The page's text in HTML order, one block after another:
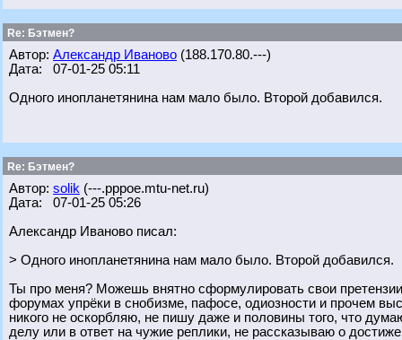
Re: Бэтмен?
Автор: Александр Иваново (188.170.80.---)
Дата: 07-01-25 05:11
Одного инопланетянина нам мало было. Второй добавился.
Re: Бэтмен?
Автор: solik (---.pppoe.mtu-net.ru)
Дата: 07-01-25 05:26
Александр Иваново писал:
> Одного инопланетянина нам мало было. Второй добавился.
Ты про меня? Можешь внятно сформулировать свои
форумах упрёки в снобизме, пафосе, одиозности и прочем
никого не оскорбляю, не пишу даже и половины того, что
делу или в ответ на чужие реплики, не рассказываю о